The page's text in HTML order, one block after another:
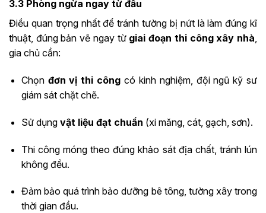
3.3 Phòng ngừa ngay từ đầu
Điều quan trọng nhất để tránh tường bị nứt là làm đúng kĩ
thuật, đúng bản vẽ ngay từgiai đoạn thi công xây nhà,
gia chủ cần:
Chọn đơn vị thi công có kinh nghiệm, đội ngũ kỹ sư
giám sát chặt chẽ.
Sử dụng vật liệu đạt chuẩn (xi măng, cát, gạch, sơn).
Thi công móng theo đúng khảo sát địa chất, tránh lún
không đều.
Đảm bảo quá trình bảo dưỡng bê tông, tường xây trong
thời gian đầu.